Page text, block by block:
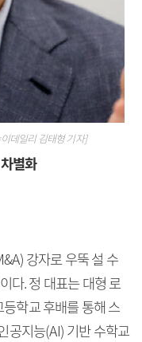
데일리 김태형 기자]
별화
강자로 우뚝 설 수
다. 정 대표는 대형 로
학교 후배를 통해 스
공지능(AI) 기반 수학교